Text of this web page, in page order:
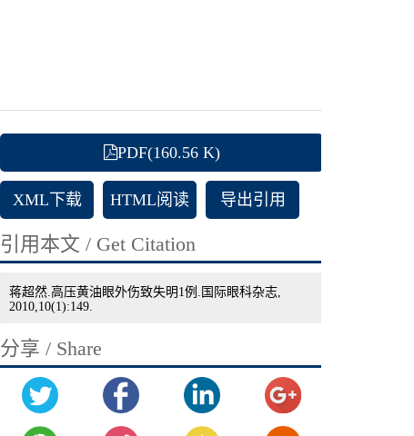
PDF(160.56 K)
XML下载 HTML阅读 导出引用
引用本文 / Get Citation
蒋超然.高压黄油眼外伤致失明1例.国际眼科杂志,
2010,10(1):149.
分享 / Share